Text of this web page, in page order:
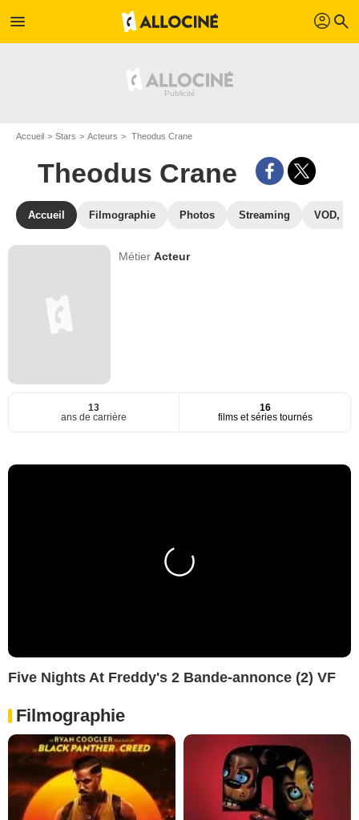
menu profil search
Accueil Stars Acteurs Theodus Crane
Theodus Crane
Accueil Filmographie Photos Streaming VOD,
MétierActeur
13
ans de carrière
16
films et séries tournés
Five Nights At Freddy's 2 Bande-annonce (2) VF
Filmographie